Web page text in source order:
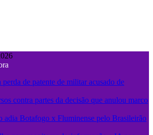
de patente de militar acusado de
contra partes da decisão que anulou marco
adia Botafogo x Fluminense pelo Brasileirão